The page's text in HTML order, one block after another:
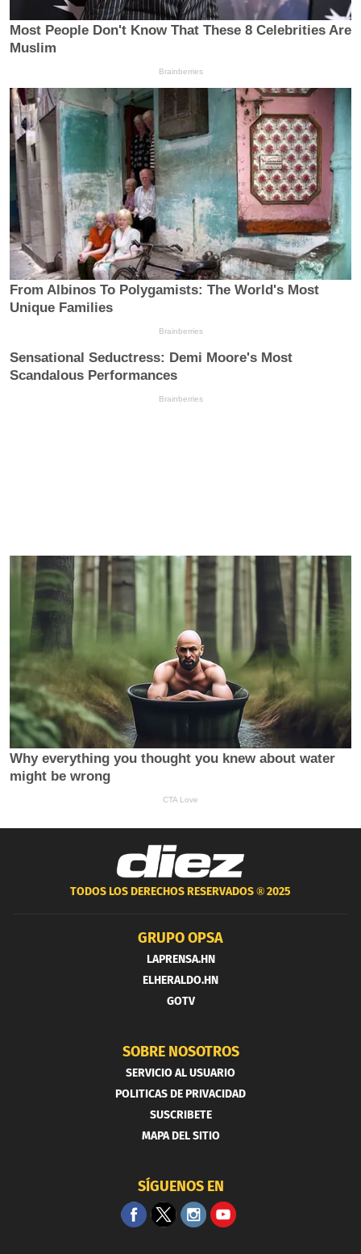
TODOS LOS DERECHOS RESERVADOS ®2025
GRUPO OPSA
LAPRENSA.HN
ELHERALDO.HN
GOTV
SOBRE NOSOTROS
SERVICIO AL USUARIO
POLITICAS DE PRIVACIDAD
SUSCRIBETE
MAPA DEL SITIO
SÍGUENOS EN